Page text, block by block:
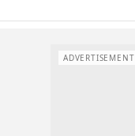
ADVERTISEMENT